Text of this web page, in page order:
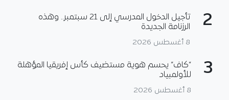
2
تأجيل الدخول المدرسي إلى 21 سبتمبر.. وهذه
الرزنامة الجديدة
8 أغسطس 2026
3
“كاف” يحسم هوية مستضيف كأس إفريقيا المؤهلة
للأولمبياد
8 أغسطس 2026